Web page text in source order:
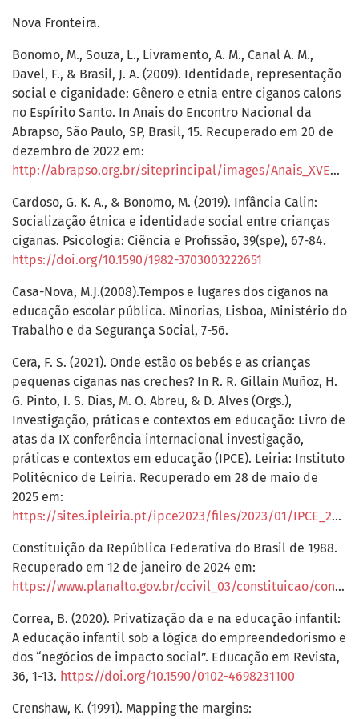
Nova Fronteira.
Bonomo, M., Souza, L., Livramento, A. M., Canal A. M.,
Davel, F., & Brasil, J. A. (2009). Identidade, representação
social e ciganidade: Gênero e etnia entre ciganos calons
no Espírito Santo. In Anais do Encontro Nacional da
Abrapso, São Paulo, SP, Brasil, 15. Recuperado em 20 de
dezembro de 2022 em:
http://abrapso.org.br/siteprincipal/images/Anais_XVENABRAPSO/183.%20id
Cardoso, G. K. A., & Bonomo, M. (2019). Infância Calin:
Socialização étnica e identidade social entre crianças
ciganas. Psicologia: Ciência e Profissão, 39(spe), 67-84.
https://doi.org/10.1590/1982-3703003222651
Casa-Nova, M.J.(2008).Tempos e lugares dos ciganos na
educação escolar pública. Minorias, Lisboa, Ministério do
Trabalho e da Segurança Social, 7-56.
Cera, F. S. (2021). Onde estão os bebés e as crianças
pequenas ciganas nas creches? In R. R. Gillain Muñoz, H.
G. Pinto, I. S. Dias, M. O. Abreu, & D. Alves (Orgs.),
Investigação, práticas e contextos em educação: Livro de
atas da IX conferência internacional investigação,
práticas e contextos em educação (IPCE). Leiria: Instituto
Politécnico de Leiria. Recuperado em 28 de maio de
2025 em:
https://sites.ipleiria.pt/ipce2023/files/2023/01/IPCE_2021.pdf#page=179
Constituição da República Federativa do Brasil de 1988.
Recuperado em 12 de janeiro de 2024 em:
https://www.planalto.gov.br/ccivil_03/constituicao/constituicaocompilado.html
Correa, B. (2020). Privatização da e na educação infantil:
A educação infantil sob a lógica do empreendedorismo e
dos “negócios de impacto social”. Educação em Revista,
36, 1-13. https://doi.org/10.1590/0102-4698231100
Crenshaw, K. (1991). Mapping the margins: